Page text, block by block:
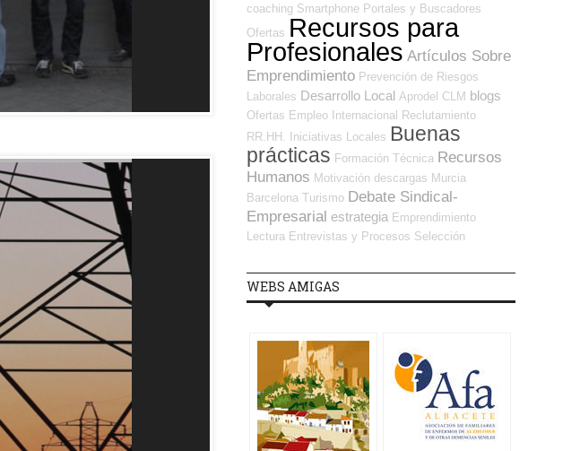
coaching Smartphone Portales y Buscadores
Ofertas Recursos para
Profesionales Artículos Sobre
Emprendimiento Prevención de Riesgos
Laborales Desarrollo Local Aprodel CLM blogs
Ofertas Empleo Internacional
Reclutamiento
RR.HH.
Iniciativas Locales Buenas
prácticas Formación Técnica Recursos
Humanos Motivación descargas Murcia
Barcelona Turismo Debate Sindical-
Empresarial estrategia Emprendimiento
Lectura Entrevistas y Procesos Selección
WEBS AMIGAS